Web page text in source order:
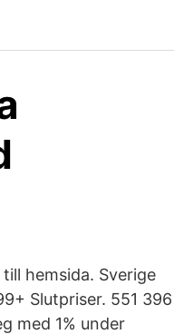
hemsida. Sverige
Slutpriser. 551 396
med 1% under